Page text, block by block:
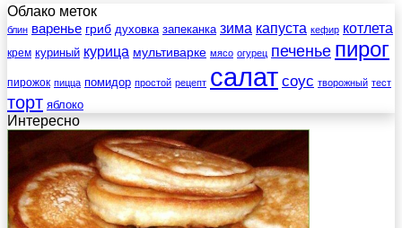
Облако меток
блин варенье гриб духовка запеканка зима капуста кефир котлета
крем куриный курица мультиварке мясо огурец печенье пирог
пирожок пицца помидор простой рецепт салат соус творожный тест
торт яблоко
Интересно